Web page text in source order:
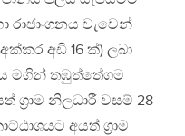
රාජාංගනය වැවෙන්
අඩි 16 ක්) ලබා
මගින් තඹුත්තේගම
ග‍්‍රාම නිලධාරී වසම් 28
අයත් ග‍්‍රාම